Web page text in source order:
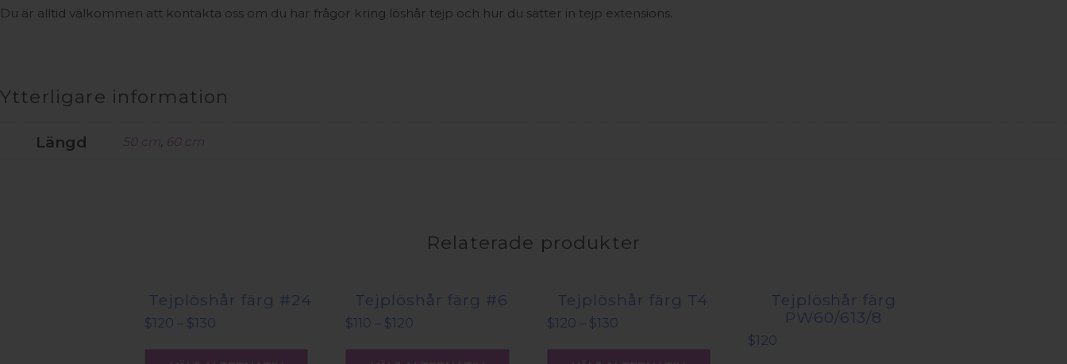
Du är alltid välkommen att kontakta oss om du har frågor kring löshår tejp och hur du sätter in tejp extensions.
Ytterligare information
Längd 50 cm, 60 cm
Relaterade produkter
Tejplöshår färg #24
$120 – $130
till
Tejplöshår färg #6
$110 – $120
till
Tejplöshår färg T4
$120 – $130Prisintervall:
till
Tejplöshår färg
PW60/613/8
$120